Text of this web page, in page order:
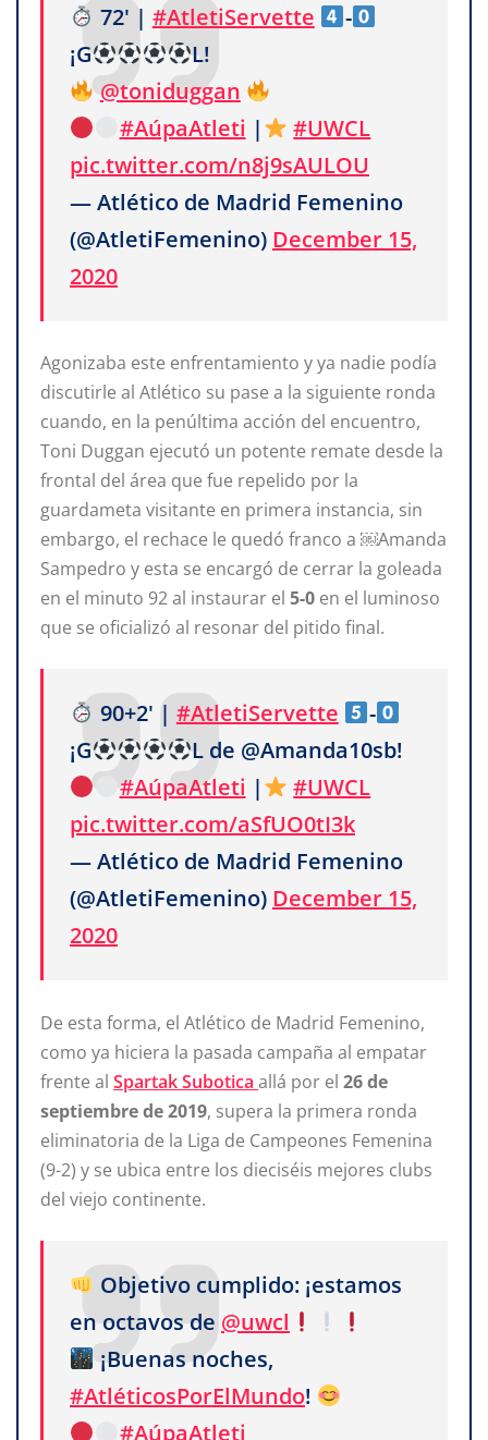
72' | #AtletiServette
-
¡G
L!
@toniduggan
#AúpaAtleti |
#UWCL
pic.twitter.com/n8j9sAULOU
— Atlético de Madrid Femenino
(@AtletiFemenino) December 15,
2020
Agonizaba este enfrentamiento y ya nadie podía
discutirle al Atlético su pase a la siguiente ronda
cuando, en la penúltima acción del encuentro,
Toni Duggan ejecutó un potente remate desde la
frontal del área que fue repelido por la
guardameta visitante en primera instancia, sin
embargo, el rechace le quedó franco a ￼Amanda
Sampedro y esta se encargó de cerrar la goleada
en el minuto 92 al instaurar el 5-0 en el luminoso
que se oficializó al resonar del pitido final.
90+2' | #AtletiServette
-
¡G
L de @Amanda10sb!
#AúpaAtleti |
#UWCL
pic.twitter.com/aSfUO0tI3k
— Atlético de Madrid Femenino
(@AtletiFemenino) December 15,
2020
De esta forma, el Atlético de Madrid Femenino,
como ya hiciera la pasada campaña al empatar
frente al Spartak Subotica allá por el 26 de
septiembre de 2019, supera la primera ronda
eliminatoria de la Liga de Campeones Femenina
(9-2) y se ubica entre los dieciséis mejores clubs
del viejo continente.
Objetivo cumplido: ¡estamos
en octavos de @uwcl
¡Buenas noches,
#AtléticosPorElMundo!
#AúpaAtleti